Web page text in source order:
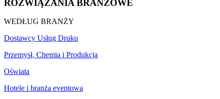
ROZWIĄZANIA BRANŻOWE
WEDŁUG BRANŻY
Dostawcy Usług Druku
Przemysł, Chemia i Produkcja
Oświata
Hotele i branża eventowa